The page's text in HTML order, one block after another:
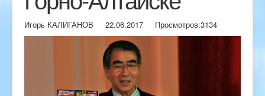
Игорь КАЛИГАНОВ 22.06.2017 Просмотров:3134